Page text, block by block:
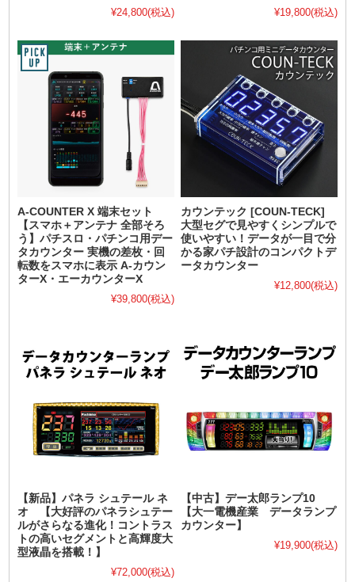
¥24,800(税込)
¥19,800(税込)
A-COUNTER X 端末セット
【スマホ＋アンテナ 全部そろ
う】パチスロ・パチンコ用デー
タカウンター 実機の差枚・回
転数をスマホに表示 A-カウン
ターX・エーカウンターX
¥39,800(税込)
カウンテック [COUN-TECK]
大型セグで見やすくシンプルで
使いやすい！データが一目で分
かる家パチ設計のコンパクトデ
ータカウンター
¥12,800(税込)
【新品】パネラ シュテール ネ
オ 【大好評のパネラシュテー
ルがさらなる進化！コントラス
トの高いセグメントと高輝度大
型液晶を搭載！】
¥72,000(税込)
【中古】デー太郎ランプ10
【大一電機産業 データランプ
カウンター】
¥19,900(税込)